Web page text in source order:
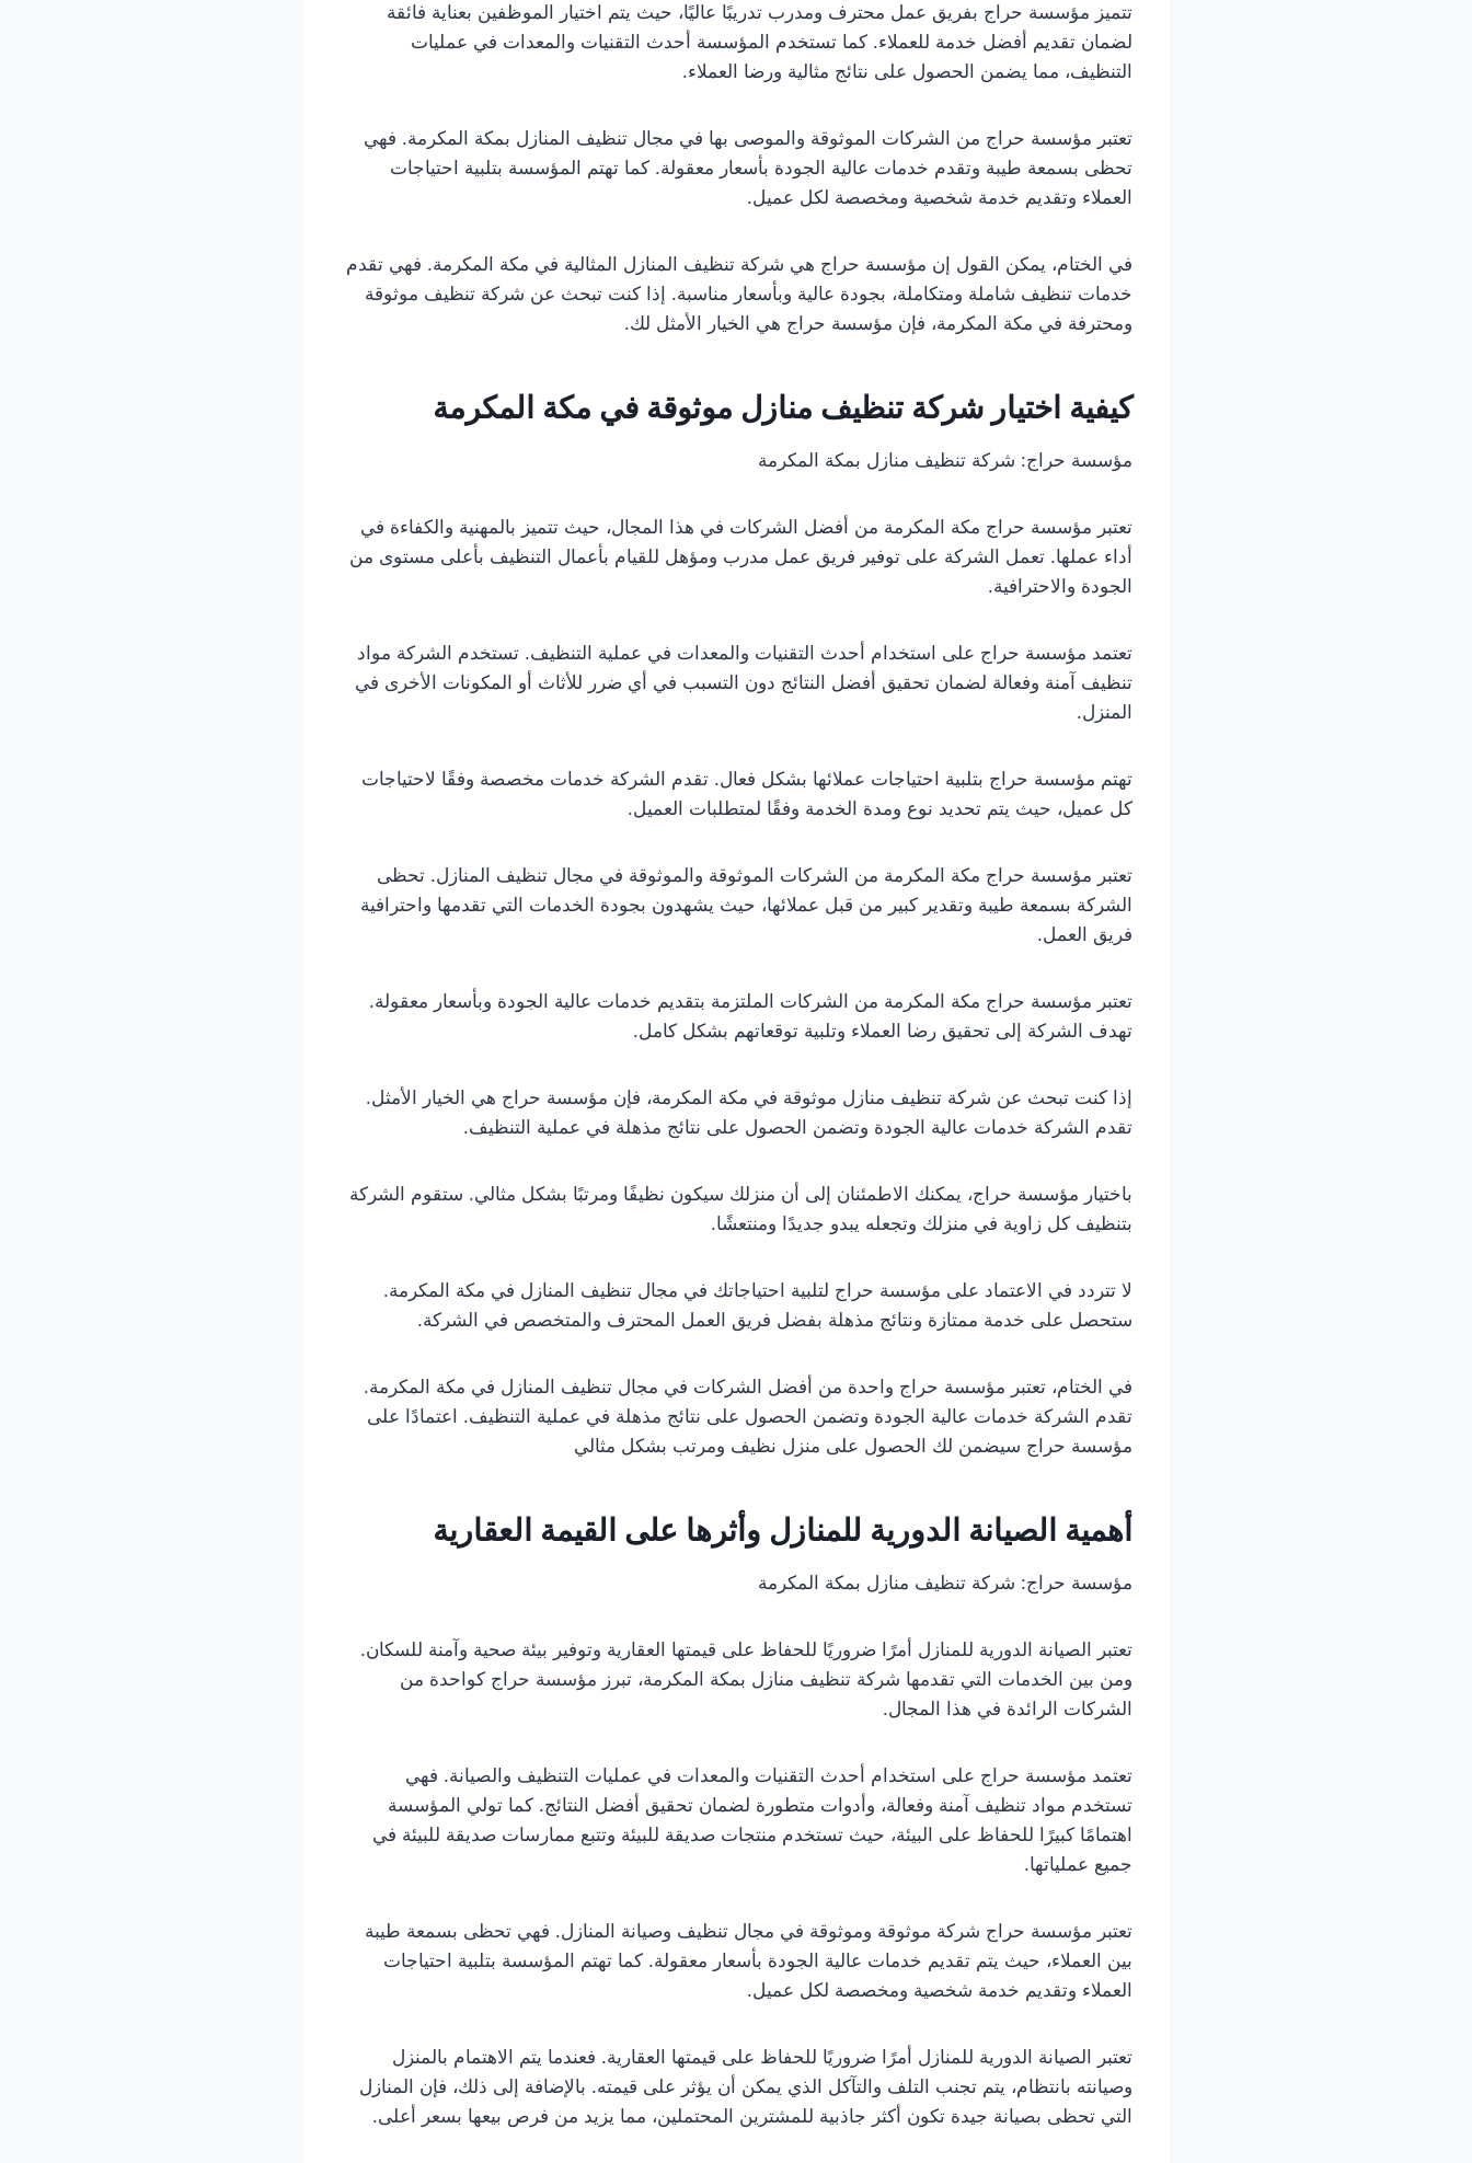
تتميز مؤسسة حراج بفريق عمل محترف ومدرب تدريبًا عاليًا، حيث يتم اختيار الموظفين بعناية فائقة
لضمان تقديم أفضل خدمة للعملاء. كما تستخدم المؤسسة أحدث التقنيات والمعدات في عمليات
التنظيف، مما يضمن الحصول على نتائج مثالية ورضا العملاء.
تعتبر مؤسسة حراج من الشركات الموثوقة والموصى بها في مجال تنظيف المنازل بمكة المكرمة. فهي
تحظى بسمعة طيبة وتقدم خدمات عالية الجودة بأسعار معقولة. كما تهتم المؤسسة بتلبية احتياجات
العملاء وتقديم خدمة شخصية ومخصصة لكل عميل.
في الختام، يمكن القول إن مؤسسة حراج هي شركة تنظيف المنازل المثالية في مكة المكرمة. فهي تقدم
خدمات تنظيف شاملة ومتكاملة، بجودة عالية وبأسعار مناسبة. إذا كنت تبحث عن شركة تنظيف موثوقة
ومحترفة في مكة المكرمة، فإن مؤسسة حراج هي الخيار الأمثل لك.
كيفية اختيار شركة تنظيف منازل موثوقة في مكة المكرمة
مؤسسة حراج: شركة تنظيف منازل بمكة المكرمة
تعتبر مؤسسة حراج مكة المكرمة من أفضل الشركات في هذا المجال، حيث تتميز بالمهنية والكفاءة في
أداء عملها. تعمل الشركة على توفير فريق عمل مدرب ومؤهل للقيام بأعمال التنظيف بأعلى مستوى من
الجودة والاحترافية.
تعتمد مؤسسة حراج على استخدام أحدث التقنيات والمعدات في عملية التنظيف. تستخدم الشركة مواد
تنظيف آمنة وفعالة لضمان تحقيق أفضل النتائج دون التسبب في أي ضرر للأثاث أو المكونات الأخرى في
المنزل.
تهتم مؤسسة حراج بتلبية احتياجات عملائها بشكل فعال. تقدم الشركة خدمات مخصصة وفقًا لاحتياجات
كل عميل، حيث يتم تحديد نوع ومدة الخدمة وفقًا لمتطلبات العميل.
تعتبر مؤسسة حراج مكة المكرمة من الشركات الموثوقة والموثوقة في مجال تنظيف المنازل. تحظى
الشركة بسمعة طيبة وتقدير كبير من قبل عملائها، حيث يشهدون بجودة الخدمات التي تقدمها واحترافية
فريق العمل.
تعتبر مؤسسة حراج مكة المكرمة من الشركات الملتزمة بتقديم خدمات عالية الجودة وبأسعار معقولة.
تهدف الشركة إلى تحقيق رضا العملاء وتلبية توقعاتهم بشكل كامل.
إذا كنت تبحث عن شركة تنظيف منازل موثوقة في مكة المكرمة، فإن مؤسسة حراج هي الخيار الأمثل.
تقدم الشركة خدمات عالية الجودة وتضمن الحصول على نتائج مذهلة في عملية التنظيف.
باختيار مؤسسة حراج، يمكنك الاطمئنان إلى أن منزلك سيكون نظيفًا ومرتبًا بشكل مثالي. ستقوم الشركة
بتنظيف كل زاوية في منزلك وتجعله يبدو جديدًا ومنتعشًا.
لا تتردد في الاعتماد على مؤسسة حراج لتلبية احتياجاتك في مجال تنظيف المنازل في مكة المكرمة.
ستحصل على خدمة ممتازة ونتائج مذهلة بفضل فريق العمل المحترف والمتخصص في الشركة.
في الختام، تعتبر مؤسسة حراج واحدة من أفضل الشركات في مجال تنظيف المنازل في مكة المكرمة.
تقدم الشركة خدمات عالية الجودة وتضمن الحصول على نتائج مذهلة في عملية التنظيف. اعتمادًا على
مؤسسة حراج سيضمن لك الحصول على منزل نظيف ومرتب بشكل مثالي
أهمية الصيانة الدورية للمنازل وأثرها على القيمة العقارية
مؤسسة حراج: شركة تنظيف منازل بمكة المكرمة
تعتبر الصيانة الدورية للمنازل أمرًا ضروريًا للحفاظ على قيمتها العقارية وتوفير بيئة صحية وآمنة للسكان.
ومن بين الخدمات التي تقدمها شركة تنظيف منازل بمكة المكرمة، تبرز مؤسسة حراج كواحدة من
الشركات الرائدة في هذا المجال.
تعتمد مؤسسة حراج على استخدام أحدث التقنيات والمعدات في عمليات التنظيف والصيانة. فهي
تستخدم مواد تنظيف آمنة وفعالة، وأدوات متطورة لضمان تحقيق أفضل النتائج. كما تولي المؤسسة
اهتمامًا كبيرًا للحفاظ على البيئة، حيث تستخدم منتجات صديقة للبيئة وتتبع ممارسات صديقة للبيئة في
جميع عملياتها.
تعتبر مؤسسة حراج شركة موثوقة وموثوقة في مجال تنظيف وصيانة المنازل. فهي تحظى بسمعة طيبة
بين العملاء، حيث يتم تقديم خدمات عالية الجودة بأسعار معقولة. كما تهتم المؤسسة بتلبية احتياجات
العملاء وتقديم خدمة شخصية ومخصصة لكل عميل.
تعتبر الصيانة الدورية للمنازل أمرًا ضروريًا للحفاظ على قيمتها العقارية. فعندما يتم الاهتمام بالمنزل
وصيانته بانتظام، يتم تجنب التلف والتآكل الذي يمكن أن يؤثر على قيمته. بالإضافة إلى ذلك، فإن المنازل
التي تحظى بصيانة جيدة تكون أكثر جاذبية للمشترين المحتملين، مما يزيد من فرص بيعها بسعر أعلى.